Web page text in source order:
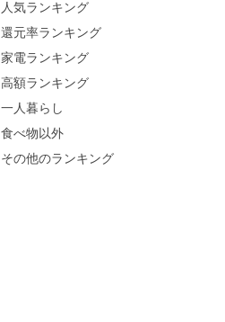
人気ランキング
還元率ランキング
家電ランキング
高額ランキング
一人暮らし
食べ物以外
その他のランキング